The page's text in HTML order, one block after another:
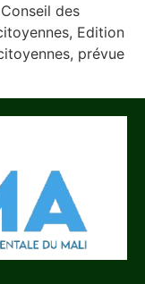
des
Edition
prévue